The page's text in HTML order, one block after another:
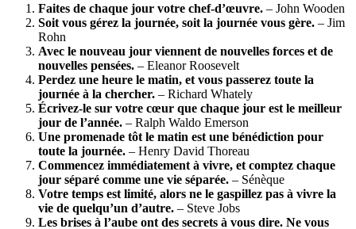
Faites de chaque jour votre chef-d’œuvre. – John Wooden
Soit vous gérez la journée, soit la journée vous gère. – Jim
Rohn
Avec le nouveau jour viennent de nouvelles forces et de
nouvelles pensées. – Eleanor Roosevelt
Perdez une heure le matin, et vous passerez toute la
journée à la chercher. – Richard Whately
Écrivez-le sur votre cœur que chaque jour est le meilleur
jour de l’année. – Ralph Waldo Emerson
Une promenade tôt le matin est une bénédiction pour
toute la journée. – Henry David Thoreau
Commencez immédiatement à vivre, et comptez chaque
jour séparé comme une vie séparée. – Sénèque
Votre temps est limité, alors ne le gaspillez pas à vivre la
vie de quelqu’un d’autre. – Steve Jobs
Les brises à l’aube ont des secrets à vous dire. Ne vous